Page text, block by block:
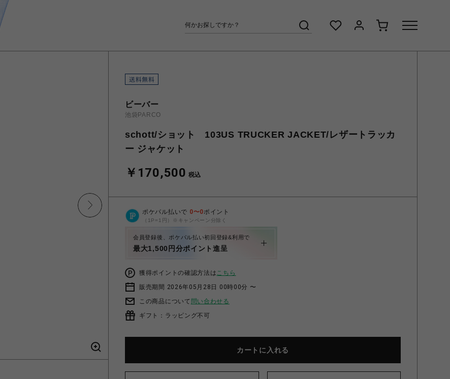
ビーバー
池袋PARCO
schott/ショット 103US TRUCKER JACKET/レザートラッカ
ー ジャケット
￥170,500 税込
ポケパル払いで 0〜0ポイント
（1P=1円）※キャンペーン分除く
会員登録後、ポケパル払い初回登録&利用で
最大1,500円分ポイント進呈
獲得ポイントの確認方法はこちら
販売期間 2026年05月28日 00時00分 〜
この商品について 問い合わせる
ギフト：ラッピング不可
カートに入れる